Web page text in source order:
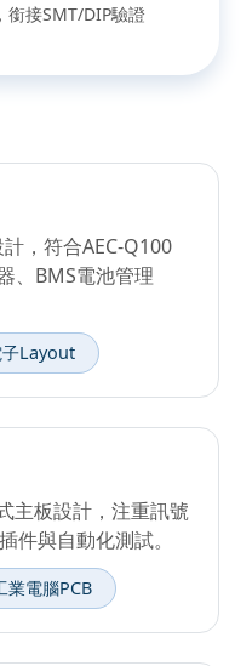
銜接SMT/DIP驗證
，符合AEC-Q100
、BMS電池管理
Layout
主板設計，注重訊號
件與自動化測試。
業電腦PCB